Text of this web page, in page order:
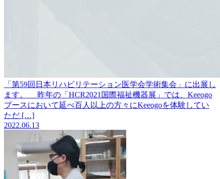
「第59回日本リハビリテーション医学会学術集会」に出展し
ます。
昨年の「HCR2021国際福祉機器展」では、Keeogo
ブースにおいて延べ百人以上の方々にKeeogoを体験してい
ただ […]
2022.06.13